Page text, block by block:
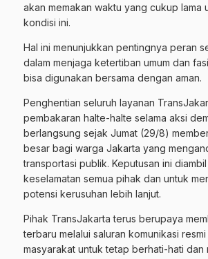
akan memakan waktu yang cukup lama
kondisi ini.
Hal ini menunjukkan pentingnya peran
dalam menjaga ketertiban umum dan
bisa digunakan bersama dengan aman.
Penghentian seluruh layanan
pembakaran halte-halte selama aksi
berlangsung sejak Jumat (29/8)
besar bagi warga Jakarta yang
transportasi publik. Keputusan ini
keselamatan semua pihak dan untuk
potensi kerusuhan lebih lanjut.
Pihak TransJakarta terus berupaya
terbaru melalui saluran komunikasi
masyarakat untuk tetap berhati-hati dan